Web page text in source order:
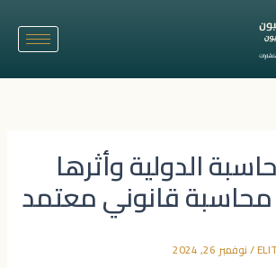
الدولية وأثرها
قانوني معتمد
/نوفمبر 26, 2024